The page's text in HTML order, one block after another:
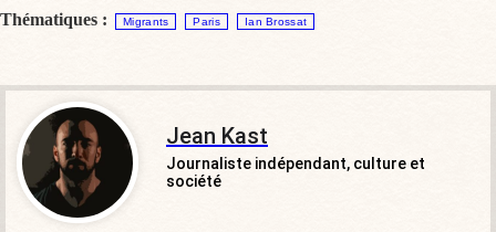
Thématiques : Migrants Paris Ian Brossat
Jean Kast
Journaliste indépendant, culture et
société